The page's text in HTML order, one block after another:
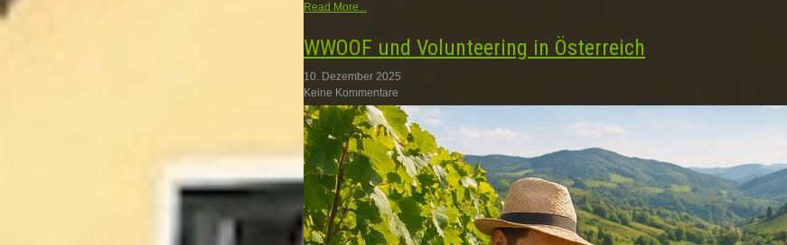
Read More...
WWOOF und Volunteering in Österreich
10. Dezember 2025
Keine Kommentare